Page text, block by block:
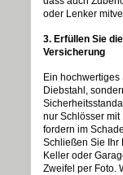
oder Lenker
3. Erfüllen Sie
Versicherung
Ein hochwertiges
Diebstahl,
nur Schlösser mit
fordern im
Schließen Sie Ihr
Keller oder
Zweifel per Foto.